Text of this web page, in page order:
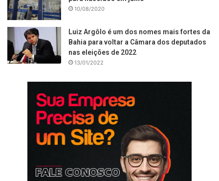
10/08/2020
Luiz Argôlo é um dos nomes mais fortes da
Bahia para voltar a Câmara dos deputados
nas eleições de 2022
13/01/2022